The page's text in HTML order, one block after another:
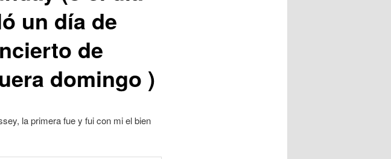
un día de
de
domingo )
la primera fue y fui con mi el bien